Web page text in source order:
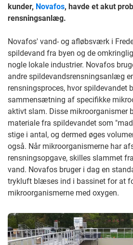
kunder, Novafos, havde et akut
rensningsanlæg.
Novafos' vand- og afløbsværk i
spildevand fra byen og de
nogle lokale industrier. Novafos
andre spildevandsrensningsanlæg
rensningsproces, hvor spildevandet
sammensætning af specifikke
aktivt slam. Disse mikroorganismer
materiale fra spildevandet som
stige i antal, og dermed øges
også. Når mikroorganismerne har
rensningsopgave, skilles slammet
vand. Novafos bruger i dag en
trykluft blæses ind i bassinet for at
mikroorganismerne med oxygen.